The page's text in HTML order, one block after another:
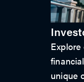
unique